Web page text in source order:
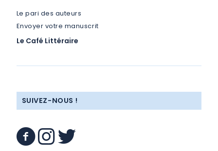
Le pari des auteurs
Envoyer votre manuscrit
Le Café Littéraire
SUIVEZ-NOUS !